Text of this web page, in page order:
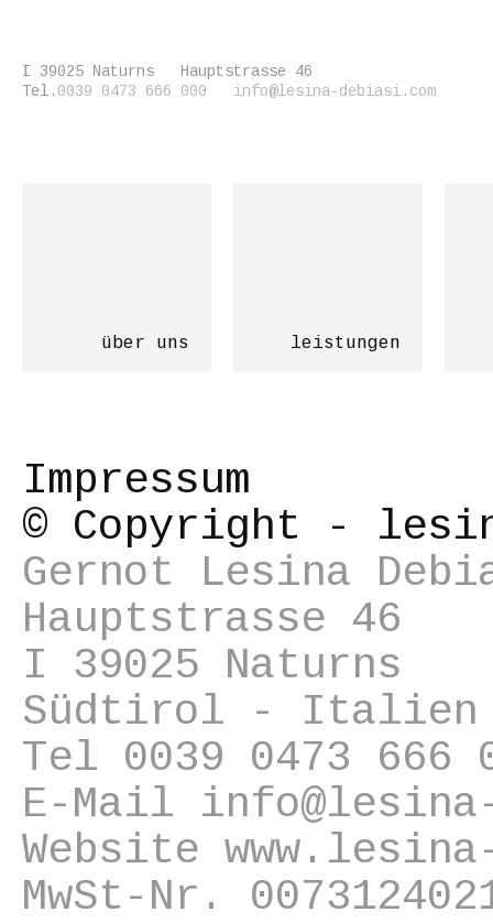
I 39025 Naturns
Hauptstrasse 46
Tel. 0039 0473 666 000 info@lesina-debiasi.com
über uns leistungen
Impressum
© Copyright -
Gernot Lesina
Hauptstrasse 46
I 39025 Naturns
Südtirol - Italien
Tel 0039 0473 666
E-Mail
Website
MwSt-Nr.